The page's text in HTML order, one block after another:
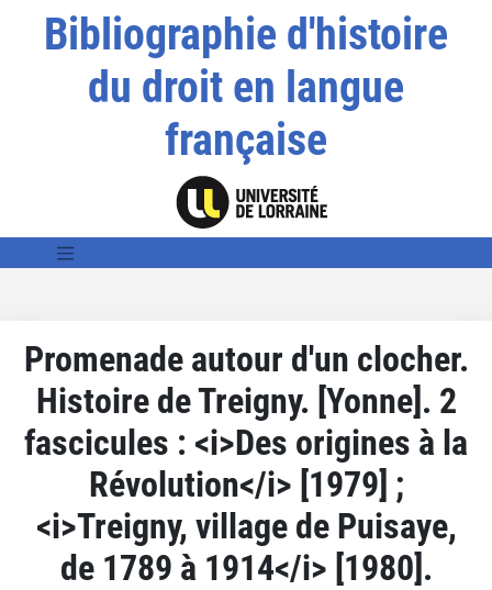
Bibliographie d'histoire
du droit en langue
française
Promenade autour d'un clocher.
Histoire de Treigny. [Yonne]. 2
fascicules : <i>Des origines à la
Révolution</i> [1979] ;
<i>Treigny, village de Puisaye,
de 1789 à 1914</i> [1980].